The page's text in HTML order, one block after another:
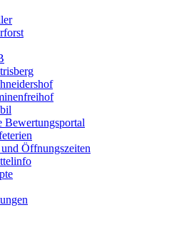
Bewertungsportal
und Öffnungszeiten